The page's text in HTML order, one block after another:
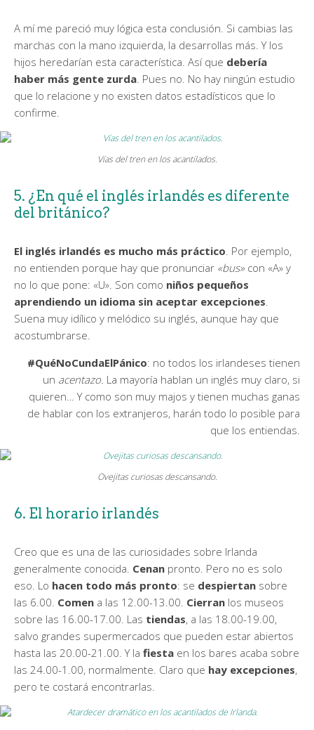
A mí me pareció muy lógica esta conclusión. Si cambias las
marchas con la mano izquierda, la desarrollas más. Y los
hijos heredarían esta característica. Así que debería
haber más gente zurda. Pues no. No hay ningún estudio
que lo relacione y no existen datos estadísticos que lo
confirme.
Vías del tren en los acantilados.
5. ¿En qué el inglés irlandés es diferente
del británico?
El inglés irlandés es mucho más práctico. Por ejemplo,
no entienden porque hay que pronunciar «bus» con «A» y
no lo que pone: «U». Son como niños pequeños
aprendiendo un idioma sin aceptar excepciones.
Suena muy idílico y melódico su inglés, aunque hay que
acostumbrarse.
#QuéNoCundaElPánico: no todos los irlandeses tienen
un acentazo. La mayoría hablan un inglés muy claro, si
quieren… Y como son muy majos y tienen muchas ganas
de hablar con los extranjeros, harán todo lo posible para
que los entiendas.
Ovejitas curiosas descansando.
6. El horario irlandés
Creo que es una de las curiosidades sobre Irlanda
generalmente conocida. Cenan pronto. Pero no es solo
eso. Lo hacen todo más pronto: se despiertan sobre
las 6.00. Comen a las 12.00-13.00. Cierran los museos
sobre las 16.00-17.00. Las tiendas, a las 18.00-19.00,
salvo grandes supermercados que pueden estar abiertos
hasta las 20.00-21.00. Y la fiesta en los bares acaba sobre
las 24.00-1.00, normalmente. Claro que hay excepciones,
pero te costará encontrarlas.